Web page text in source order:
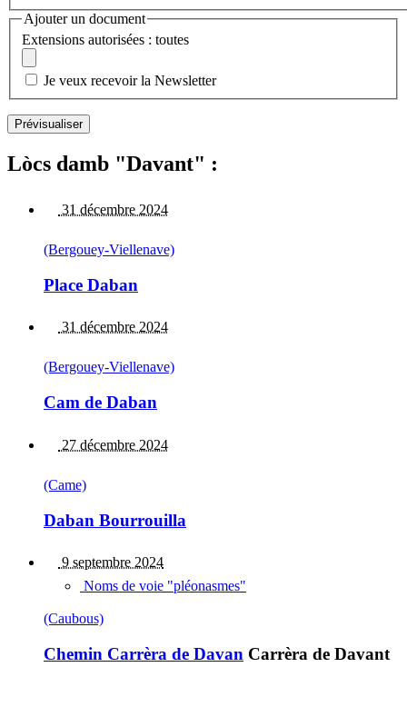
Ajouter un document
Extensions autorisées : toutes
Je veux recevoir la Newsletter
Lòcs damb "Davant" :
31 décembre 2024
(Bergouey-Viellenave)
Place Daban
31 décembre 2024
(Bergouey-Viellenave)
Cam de Daban
27 décembre 2024
(Came)
Daban Bourrouilla
9 septembre 2024
Noms de voie "pléonasmes"
(Caubous)
Chemin Carrèra de Davan Carrèra de Davant